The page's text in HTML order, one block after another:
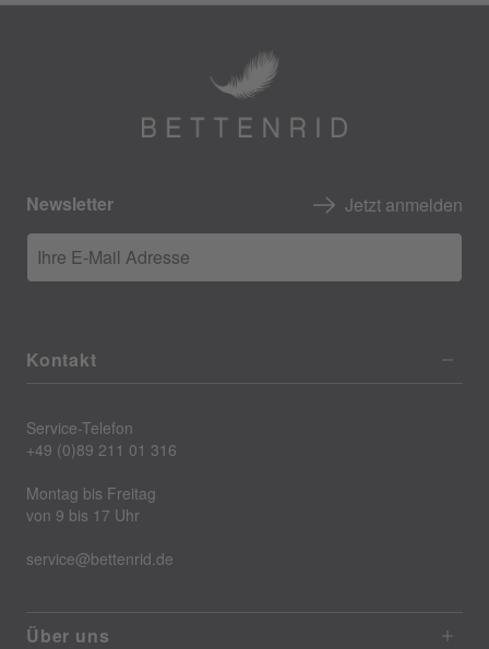
Newsletter Jetzt anmelden
Ihre E-Mail Adresse
Kontakt
Service-Telefon
+49 (0)89 211 01 316
Montag bis Freitag
von 9 bis 17 Uhr
service@bettenrid.de
Über uns